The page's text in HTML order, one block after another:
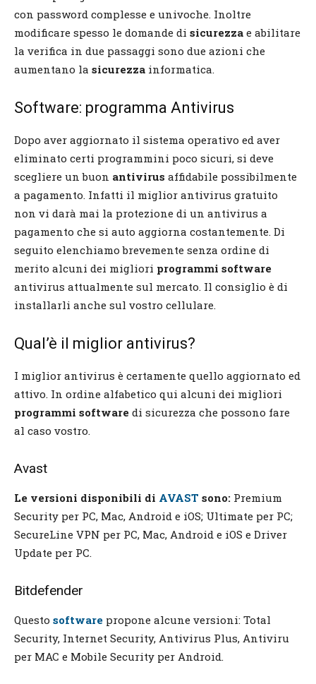
con password complesse e univoche. Inoltre
modificare spesso le domande di sicurezza e abilitare
la verifica in due passaggi sono due azioni che
aumentano la sicurezza informatica.
Software: programma Antivirus
Dopo aver aggiornato il sistema operativo ed aver
eliminato certi programmini poco sicuri, si deve
scegliere un buon antivirus affidabile possibilmente
a pagamento. Infatti il miglior antivirus gratuito
non vi darà mai la protezione di un antivirus a
pagamento che si auto aggiorna costantemente. Di
seguito elenchiamo brevemente senza ordine di
merito alcuni dei migliori programmi software
antivirus attualmente sul mercato. Il consiglio è di
installarli anche sul vostro cellulare.
Qual’è il miglior antivirus?
I miglior antivirus è certamente quello aggiornato ed
attivo. In ordine alfabetico qui alcuni dei migliori
programmi software di sicurezza che possono fare
al caso vostro.
Avast
Le versioni disponibili di AVAST sono: Premium
Security per PC, Mac, Android e iOS; Ultimate per PC;
SecureLine VPN per PC, Mac, Android e iOS e Driver
Update per PC.
Bitdefender
Questo software propone alcune versioni: Total
Security, Internet Security, Antivirus Plus, Antiviru
per MAC e Mobile Security per Android.